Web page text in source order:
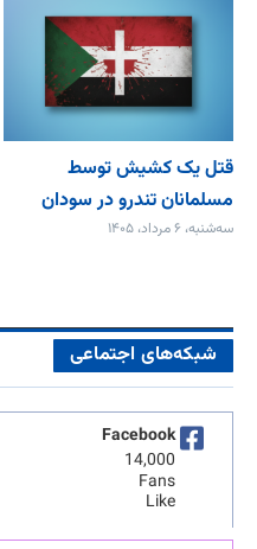
قتل یک کشیش توسط
مسلمانان تندرو در سودان
سه‌شنبه، ۶ مرداد، ۱۴۰۵
شبکه‌های اجتماعی
Facebook
14,000
Fans
Like